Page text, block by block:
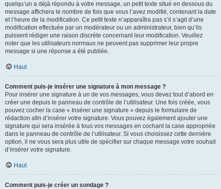
quelqu’un a déjà répondu à votre message, un petit texte situé en dessous du
message affichera le nombre de fois que vous l’avez modifié, contenant la date
et l’heure de la modification. Ce petit texte n’apparaîtra pas s’il s’agit d’une
modification effectuée par un modérateur ou un administrateur, bien qu’ils
puissent rédiger une raison discrète concernant leur modification. Veuillez
noter que les utilisateurs normaux ne peuvent pas supprimer leur propre
message si une réponse a été publiée.
Haut
Comment puis-je insérer une signature à mon message ?
Pour insérer une signature à un de vos messages, vous devez tout d’abord en
créer une depuis le panneau de contrôle de l’utilisateur. Une fois créée, vous
pouvez cocher la case « Insérer une signature » depuis le formulaire de
rédaction afin d’insérer votre signature. Vous pouvez également ajouter une
signature qui sera insérée à tous vos messages en cochant la case appropriée
dans le panneau de contrôle de l’utilisateur. Si vous choisissez cette dernière
option, il ne vous sera plus utile de spécifier sur chaque message votre souhait
d’insérer votre signature.
Haut
Comment puis-je créer un sondage ?